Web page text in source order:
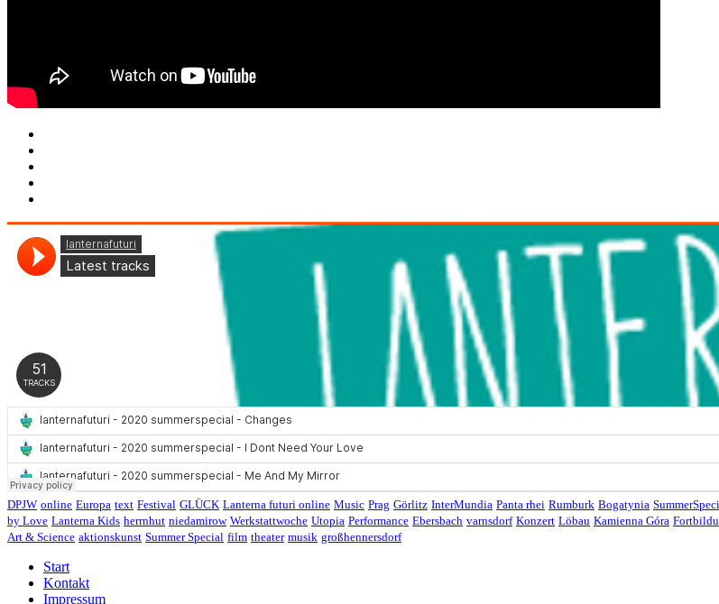
DPJW online Europa text Festival GLÜCK Lanterna futuri online Music Prag Görlitz InterMundia Panta rhei Rumburk Bogatynia
by Love Lanterna Kids herrnhut niedamirow Werkstattwoche Utopia Performance Ebersbach varnsdorf Konzert Löbau Kamienna Góra
Art & Science aktionskunst Summer Special film theater musik großhennersdorf
Start
Kontakt
Impressum